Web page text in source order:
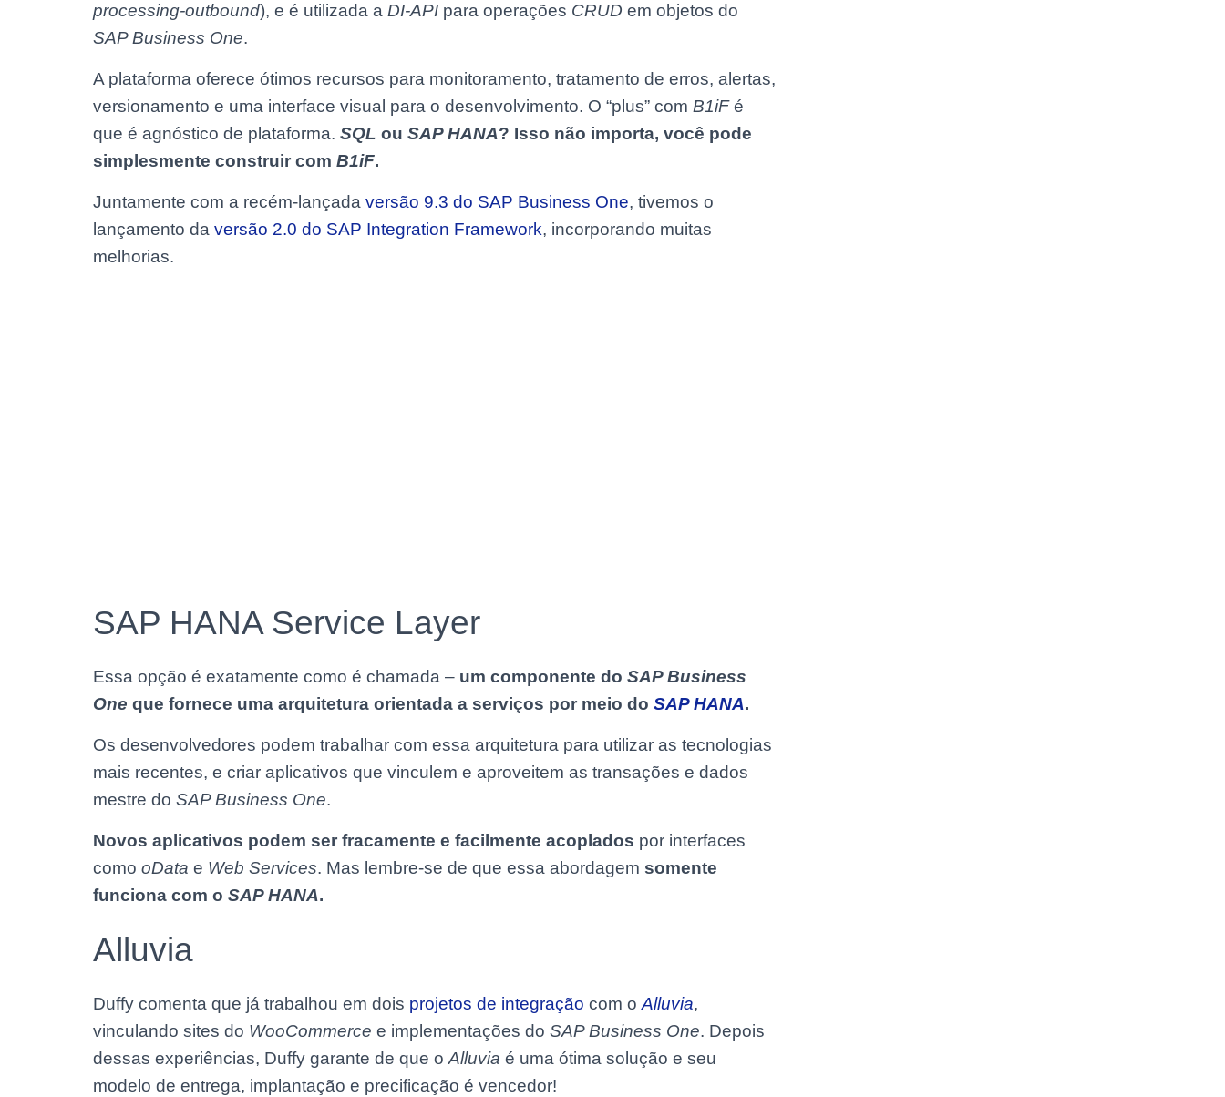
processing-outbound), e é utilizada a DI-API para operações CRUD em objetos do
SAP Business One.
A plataforma oferece ótimos recursos para monitoramento, tratamento de erros, alertas,
versionamento e uma interface visual para o desenvolvimento. O “plus” com B1iFé
que é agnóstico de plataforma. SQL ou SAP HANA? Isso não importa, você pode
simplesmente construir com B1iF.
Juntamente com a recém-lançada versão 9.3 do SAP Business One, tivemos o
lançamento da versão 2.0 do SAP Integration Framework, incorporando muitas
melhorias.
SAP HANA Service Layer
Essa opção é exatamente como é chamada – um componente do SAP Business
One que fornece uma arquitetura orientada a serviços por meio do SAP HANA.
Os desenvolvedores podem trabalhar com essa arquitetura para utilizar as tecnologias
mais recentes, e criar aplicativos que vinculem e aproveitem as transações e dados
mestre do SAP Business One.
Novos aplicativos podem ser fracamente e facilmente acoplados por interfaces
como oData e Web Services. Mas lembre-se de que essa abordagem somente
funciona com o SAP HANA.
Alluvia
Duffy comenta que já trabalhou em dois projetos de integração com o Alluvia,
vinculando sites do WooCommerce e implementações do SAP Business One. Depois
dessas experiências, Duffy garante de que o Alluvia é uma ótima solução e seu
modelo de entrega, implantação e precificação é vencedor!